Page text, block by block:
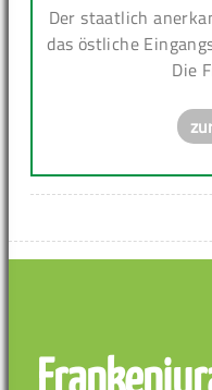
Der staatlich
das östliche
Die